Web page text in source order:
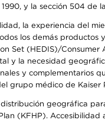
y la sección 504 de
la experiencia del
los demás
Set (HEDIS)/
y la necesidad
y complementarios
grupo médico de
geográfica
(KFHP).